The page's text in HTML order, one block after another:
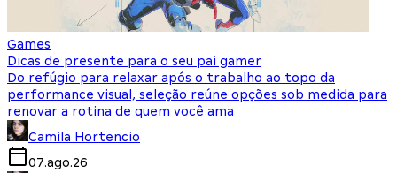
Games
Dicas de presente para o seu pai gamer
Do refúgio para relaxar após o trabalho ao topo da
performance visual, seleção reúne opções sob medida para
renovar a rotina de quem você ama
Camila Hortencio
07.ago.26